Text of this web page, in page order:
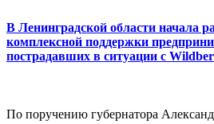
В Ленинградской области начала
комплексной поддержки
пострадавших в ситуации с
По поручению губернатора